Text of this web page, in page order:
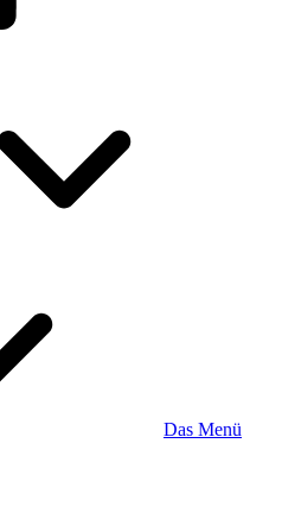
Das Menü